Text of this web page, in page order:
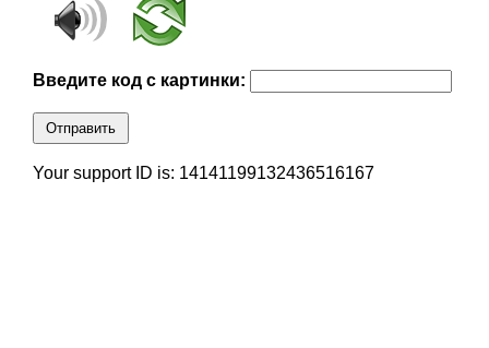
Введите код с картинки:
Отправить
Your support ID is: 14141199132436516167